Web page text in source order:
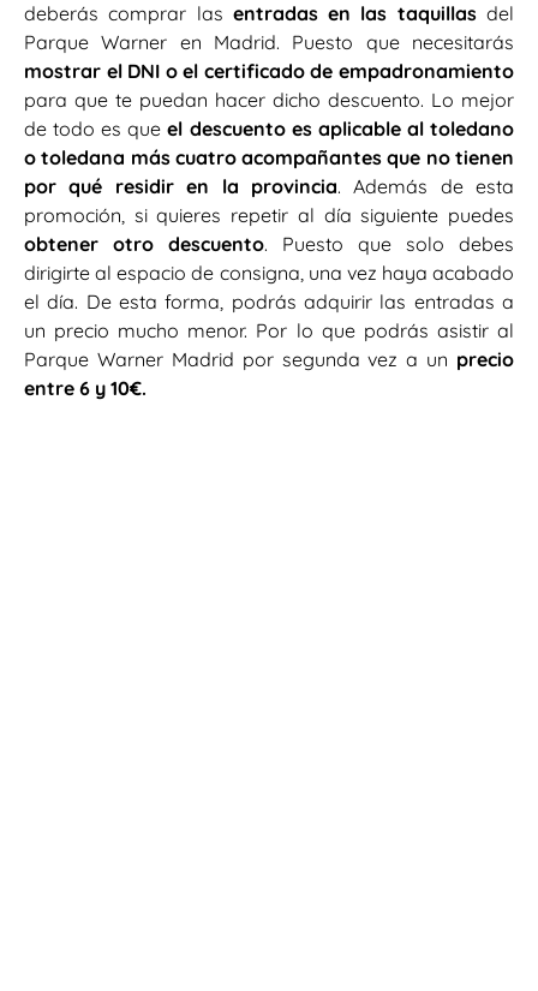
deberás comprar las entradas en las taquillasdel
Parque Warner en Madrid. Puesto que necesitarás
mostrar el DNI o el certificado de empadronamiento
para que te puedan hacer dicho descuento. Lo mejor
de todo es queel descuento es aplicable al toledano
o toledana más cuatro acompañantes que no tienen
por qué residir en la provincia. Además de esta
promoción, si quieres repetir al día siguiente puedes
obtener otro descuento. Puesto que solo debes
dirigirte al espacio de consigna, una vez haya acabado
el día. De esta forma, podrás adquirir las entradas a
un precio mucho menor. Por lo que podrás asistir al
Parque Warner Madrid por segunda vez a un precio
entre 6 y 10€.